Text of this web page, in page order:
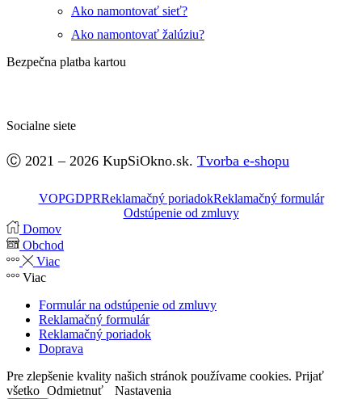
Ako namontovať sieť?
Ako namontovať žalúziu?
Bezpečna platba kartou
Socialne siete
Facebook
Ⓒ 2021 – 2026 KupSiOkno.sk. Tvorba e-shopu
VOPGDPRReklamačný poriadokReklamačný formulár
Odstúpenie od zmluvy
Domov
Obchod
Viac
Viac
Formulár na odstúpenie od zmluvy
Reklamačný formulár
Reklamačný poriadok
Doprava
Pre zlepšenie kvality našich stránok používame cookies. Prijať
všetko Odmietnuť Nastavenia